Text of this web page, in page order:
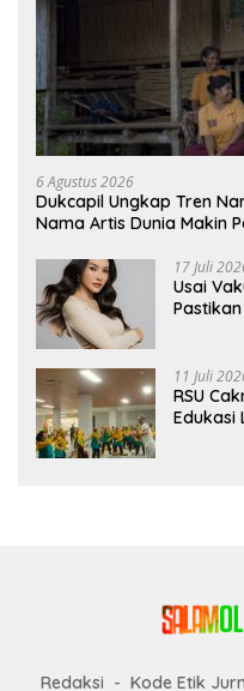
6 Agustus 2026
Dukcapil Ungkap Tren
Nama Artis Dunia Makin
17 Juli
Usai
11 Juli
RSU
Edukasi
Redaksi Kode Etik